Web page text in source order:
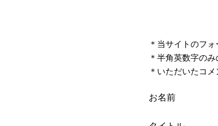
＊当サイトのフ
＊半角英数字のみ
＊いただいたコ
お名前